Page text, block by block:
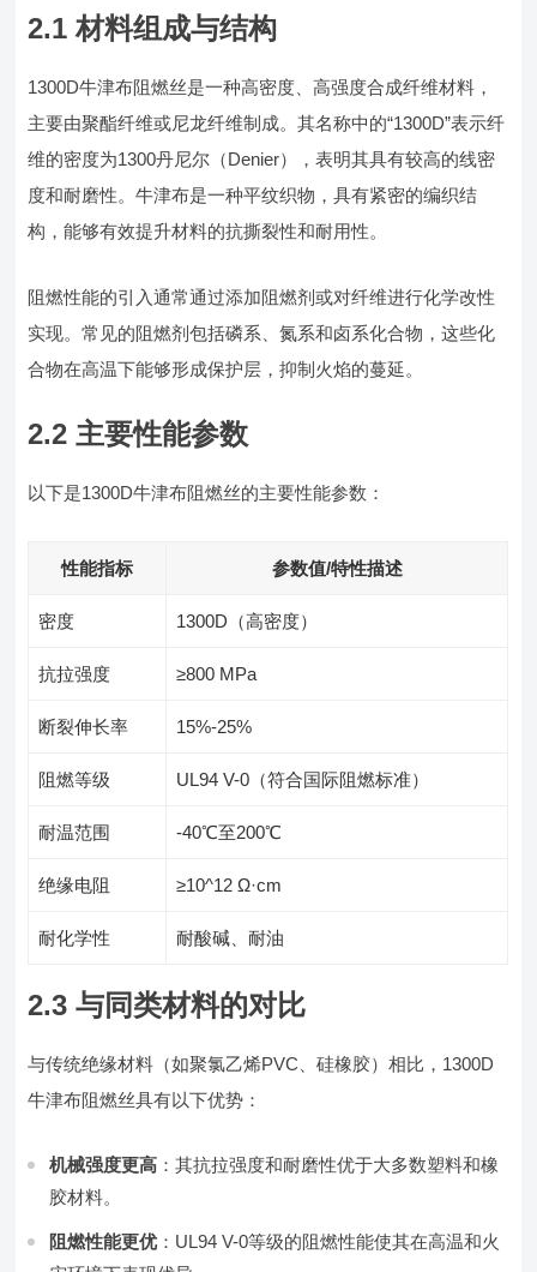
2.1 材料组成与结构
1300D牛津布阻燃丝是一种高密度、高强度合成纤维材料，
主要由聚酯纤维或尼龙纤维制成。其名称中的“1300D”表示纤
维的密度为1300丹尼尔（Denier），表明其具有较高的线密
度和耐磨性。牛津布是一种平纹织物，具有紧密的编织结
构，能够有效提升材料的抗撕裂性和耐用性。
阻燃性能的引入通常通过添加阻燃剂或对纤维进行化学改性
实现。常见的阻燃剂包括磷系、氮系和卤系化合物，这些化
合物在高温下能够形成保护层，抑制火焰的蔓延。
2.2 主要性能参数
以下是1300D牛津布阻燃丝的主要性能参数：
性能指标 参数值/特性描述
密度 1300D（高密度）
抗拉强度 ≥800 MPa
断裂伸长率 15%-25%
阻燃等级 UL94 V-0（符合国际阻燃标准）
耐温范围 -40℃至200℃
绝缘电阻 ≥10^12 Ω·cm
耐化学性 耐酸碱、耐油
2.3 与同类材料的对比
与传统绝缘材料（如聚氯乙烯PVC、硅橡胶）相比，1300D
牛津布阻燃丝具有以下优势：
机械强度更高 ：其抗拉强度和耐磨性优于大多数塑料和橡
胶材料。
阻燃性能更优 ：UL94 V-0等级的阻燃性能使其在高温和火